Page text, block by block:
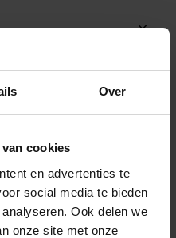
Over
cookies
en advertenties te
social media te bieden
Ook delen we
onze site met onze